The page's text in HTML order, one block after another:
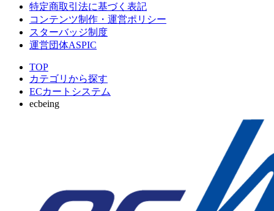
特定商取引法に基づく表記
コンテンツ制作・運営ポリシー
スターバッジ制度
運営団体ASPIC
TOP
カテゴリから探す
ECカートシステム
ecbeing